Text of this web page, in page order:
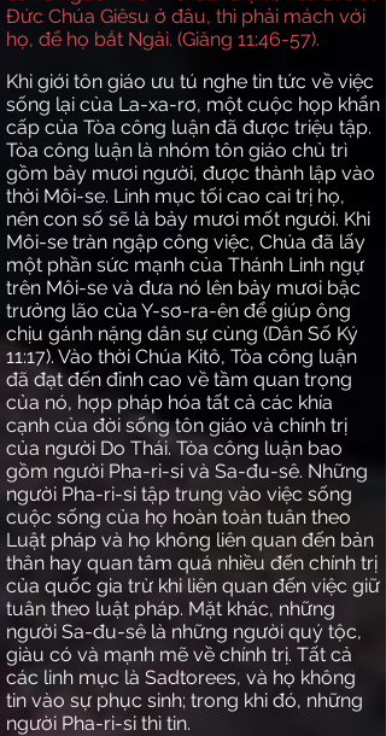
Đức Chúa Giêsu ở đâu, thì phải mách với
họ, để họ bắt Ngài. (Giăng 11:46-57).
Khi giới tôn giáo ưu tú nghe tin tức về việc
sống lại của La-xa-rơ, một cuộc họp khẩn
cấp của Tòa công luận đã được triệu tập.
Tòa công luận là nhóm tôn giáo chủ trì
gồm bảy mươi người, được thành lập vào
thời Môi-se. Linh mục tối cao cai trị họ,
nên con số sẽ là bảy mươi mốt người. Khi
Môi-se tràn ngập công việc, Chúa đã lấy
một phần sức mạnh của Thánh Linh ngự
trên Môi-se và đưa nó lên bảy mươi bậc
trưởng lão của Y-sơ-ra-ên để giúp ông
chịu gánh nặng dân sự cùng (Dân Số Ký
11:17). Vào thời Chúa Kitô, Tòa công luận
đã đạt đến đỉnh cao về tầm quan trọng
của nó, hợp pháp hóa tất cả các khía
cạnh của đời sống tôn giáo và chính trị
của người Do Thái. Tòa công luận bao
gồm người Pha-ri-si và Sa-đu-sê. Những
người Pha-ri-si tập trung vào việc sống
cuộc sống của họ hoàn toàn tuân theo
Luật pháp và họ không liên quan đến bản
thân hay quan tâm quá nhiều đến chính trị
của quốc gia trừ khi liên quan đến việc giữ
tuân theo luật pháp. Mặt khác, những
người Sa-đu-sê là những người quý tộc,
giàu có và mạnh mẽ về chính trị. Tất cả
các linh mục là Sadtorees, và họ không
tin vào sự phục sinh; trong khi đó, những
người Pha-ri-si thì tin.